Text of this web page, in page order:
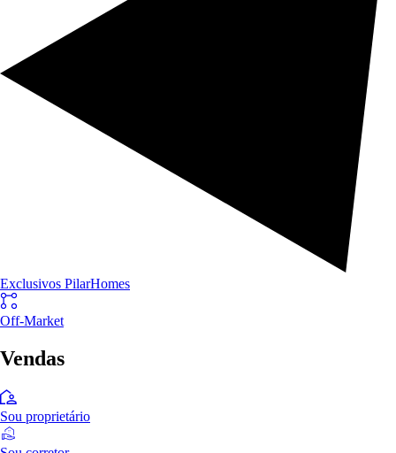
Exclusivos PilarHomes
Off-Market
Vendas
Sou proprietário